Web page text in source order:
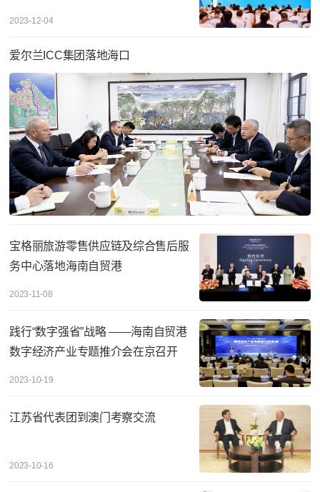
2023-12-04
爱尔兰ICC集团落地海口
宝格丽旅游零售供应链及综合售后服
务中心落地海南自贸港
2023-11-08
践行“数字强省”战略 ——海南自贸港
数字经济产业专题推介会在京召开
2023-10-19
江苏省代表团到澳门考察交流
2023-10-16